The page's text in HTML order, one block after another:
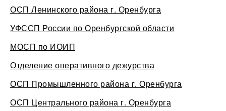
ОСП Ленинского района г. Оренбурга
УФССП России по Оренбургской области
МОСП по ИОИП
Отделение оперативного дежурства
ОСП Промышленного района г. Оренбурга
ОСП Центрального района г. Оренбурга